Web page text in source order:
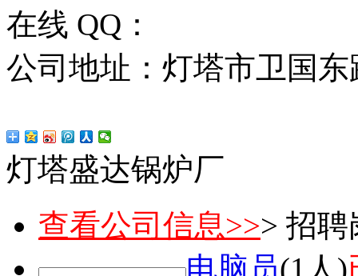
在线 QQ：
公司地址：灯塔市卫国东
灯塔盛达锅炉厂
查看公司信息>>> 招聘
电脑员(1人)